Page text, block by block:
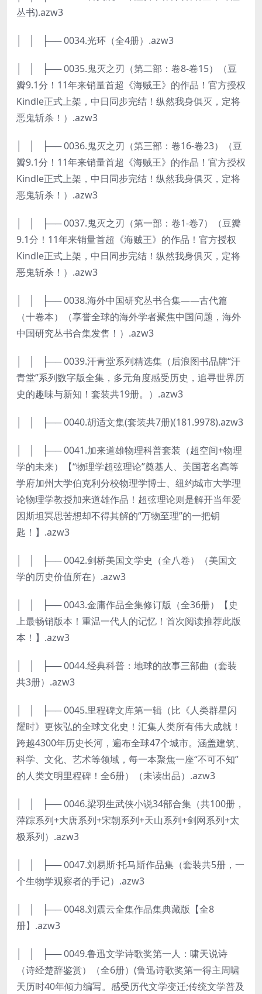
丛书).azw3
│ │ ├── 0034.光环（全4册）.azw3
│ │ ├── 0035.鬼灭之刃（第二部：卷8-卷15）（豆
瓣9.1分！11年来销量首超《海贼王》的作品！官方授权
Kindle正式上架，中日同步完结！纵然我身俱灭，定将
恶鬼斩杀！）.azw3
│ │ ├── 0036.鬼灭之刃（第三部：卷16-卷23）（豆
瓣9.1分！11年来销量首超《海贼王》的作品！官方授权
Kindle正式上架，中日同步完结！纵然我身俱灭，定将
恶鬼斩杀！）.azw3
│ │ ├── 0037.鬼灭之刃（第一部：卷1-卷7）（豆瓣
9.1分！11年来销量首超《海贼王》的作品！官方授权
Kindle正式上架，中日同步完结！纵然我身俱灭，定将
恶鬼斩杀！）.azw3
│ │ ├── 0038.海外中国研究丛书合集——古代篇
（十卷本）（享誉全球的海外学者聚焦中国问题，海外
中国研究丛书合集发售！）.azw3
│ │ ├── 0039.汗青堂系列精选集（后浪图书品牌“汗
青堂”系列数字版全集，多元角度感受历史，追寻世界历
史的趣味与新知！套装共19册。）.azw3
│ │ ├── 0040.胡适文集(套装共7册)(181.9978).azw3
│ │ ├── 0041.加来道雄物理科普套装（超空间+物理
学的未来）【“物理学超弦理论”奠基人、美国著名高等
学府加州大学伯克利分校物理学博士、纽约城市大学理
论物理学教授加来道雄作品！超弦理论则是解开当年爱
因斯坦冥思苦想却不得其解的“万物至理”的一把钥
匙！】.azw3
│ │ ├── 0042.剑桥美国文学史（全八卷）（美国文
学的历史价值所在）.azw3
│ │ ├── 0043.金庸作品全集修订版（全36册）【史
上最畅销版本！重温一代人的记忆！首次阅读推荐此版
本！】.azw3
│ │ ├── 0044.经典科普：地球的故事三部曲（套装
共3册）.azw3
│ │ ├── 0045.里程碑文库第一辑（比《人类群星闪
耀时》更恢弘的全球文化史！汇集人类所有伟大成就！
跨越4300年历史长河，遍布全球47个城市。涵盖建筑、
科学、文化、艺术等领域，每一本聚焦一座“不可不知”
的人类文明里程碑！全6册）（未读出品）.azw3
│ │ ├── 0046.梁羽生武侠小说34部合集（共100册，
萍踪系列+大唐系列+宋朝系列+天山系列+剑网系列+太
极系列）.azw3
│ │ ├── 0047.刘易斯·托马斯作品集（套装共5册，一
个生物学观察者的手记）.azw3
│ │ ├── 0048.刘震云全集作品集典藏版【全8
册】.azw3
│ │ ├── 0049.鲁迅文学诗歌奖第一人：啸天说诗
（诗经楚辞鉴赏）（全6册）(鲁迅诗歌奖第一得主周啸
天历时40年倾力编写。感受历代文学变迁;传统文学普及